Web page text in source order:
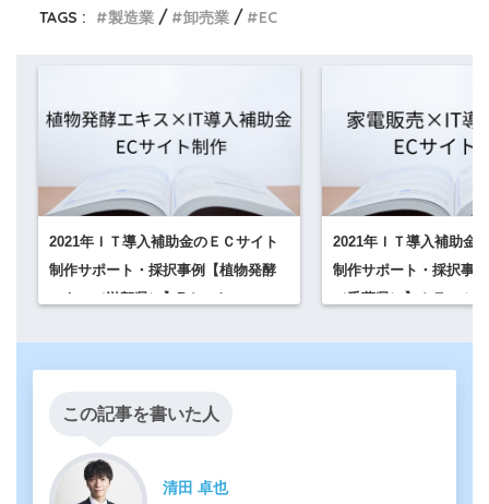
TAGS :
製造業 卸売業 EC
2021年ＩＴ導入補助金のＥＣサイト
制作サポート・採択事例【植物発酵
エキス（滋賀県）】Bカート
2021年ＩＴ導入補助金
制作サポート・採択事
（千葉県）】カラーミ
この記事を書いた人
清田 卓也